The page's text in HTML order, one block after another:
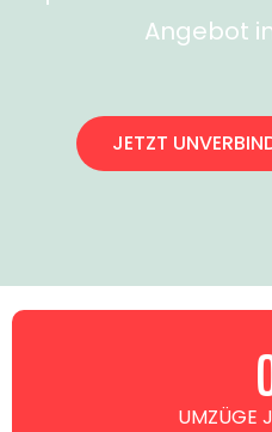
Angebot
JETZT
UMZÜGE